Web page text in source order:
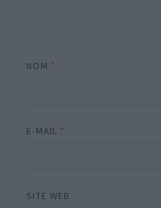
NOM *
E-MAIL *
SITE WEB